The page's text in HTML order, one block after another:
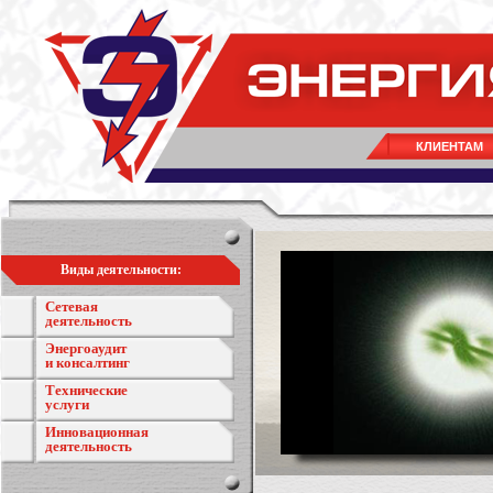
КЛИЕНТАМ
Виды деятельности:
Сетевая
деятельность
Энергоаудит
и консалтинг
Технические
услуги
Инновационная
деятельность